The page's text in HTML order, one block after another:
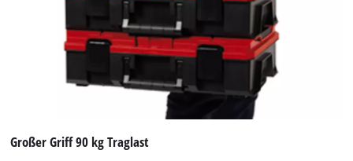
Großer Griff 90 kg Traglast